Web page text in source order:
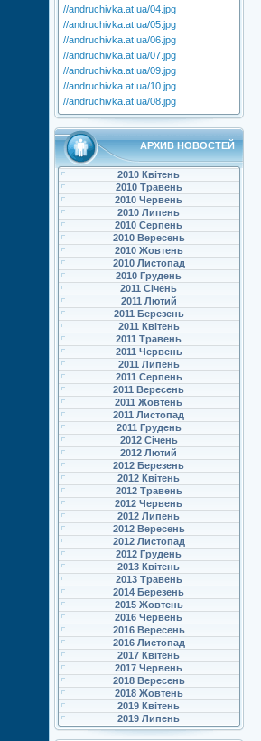
//andruchivka.at.ua/04.jpg
//andruchivka.at.ua/05.jpg
//andruchivka.at.ua/06.jpg
//andruchivka.at.ua/07.jpg
//andruchivka.at.ua/09.jpg
//andruchivka.at.ua/10.jpg
//andruchivka.at.ua/08.jpg
АРХИВ НОВОСТЕЙ
2010 Квітень
2010 Травень
2010 Червень
2010 Липень
2010 Серпень
2010 Вересень
2010 Жовтень
2010 Листопад
2010 Грудень
2011 Січень
2011 Лютий
2011 Березень
2011 Квітень
2011 Травень
2011 Червень
2011 Липень
2011 Серпень
2011 Вересень
2011 Жовтень
2011 Листопад
2011 Грудень
2012 Січень
2012 Лютий
2012 Березень
2012 Квітень
2012 Травень
2012 Червень
2012 Липень
2012 Вересень
2012 Листопад
2012 Грудень
2013 Квітень
2013 Травень
2014 Березень
2015 Жовтень
2016 Червень
2016 Вересень
2016 Листопад
2017 Квітень
2017 Червень
2018 Вересень
2018 Жовтень
2019 Квітень
2019 Липень